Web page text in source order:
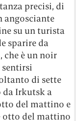
precisi, di
angosciante
su un turista
sparire da
che è un noir
di sette
da Irkutsk a
del mattino e
otto del mattino